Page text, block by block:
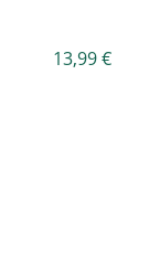
13,99€